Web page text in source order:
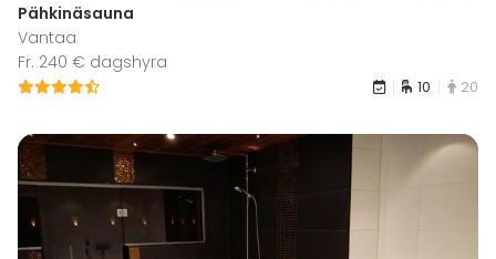
Pähkinäsauna
Vantaa
Fr. 240 € dagshyra
10 20